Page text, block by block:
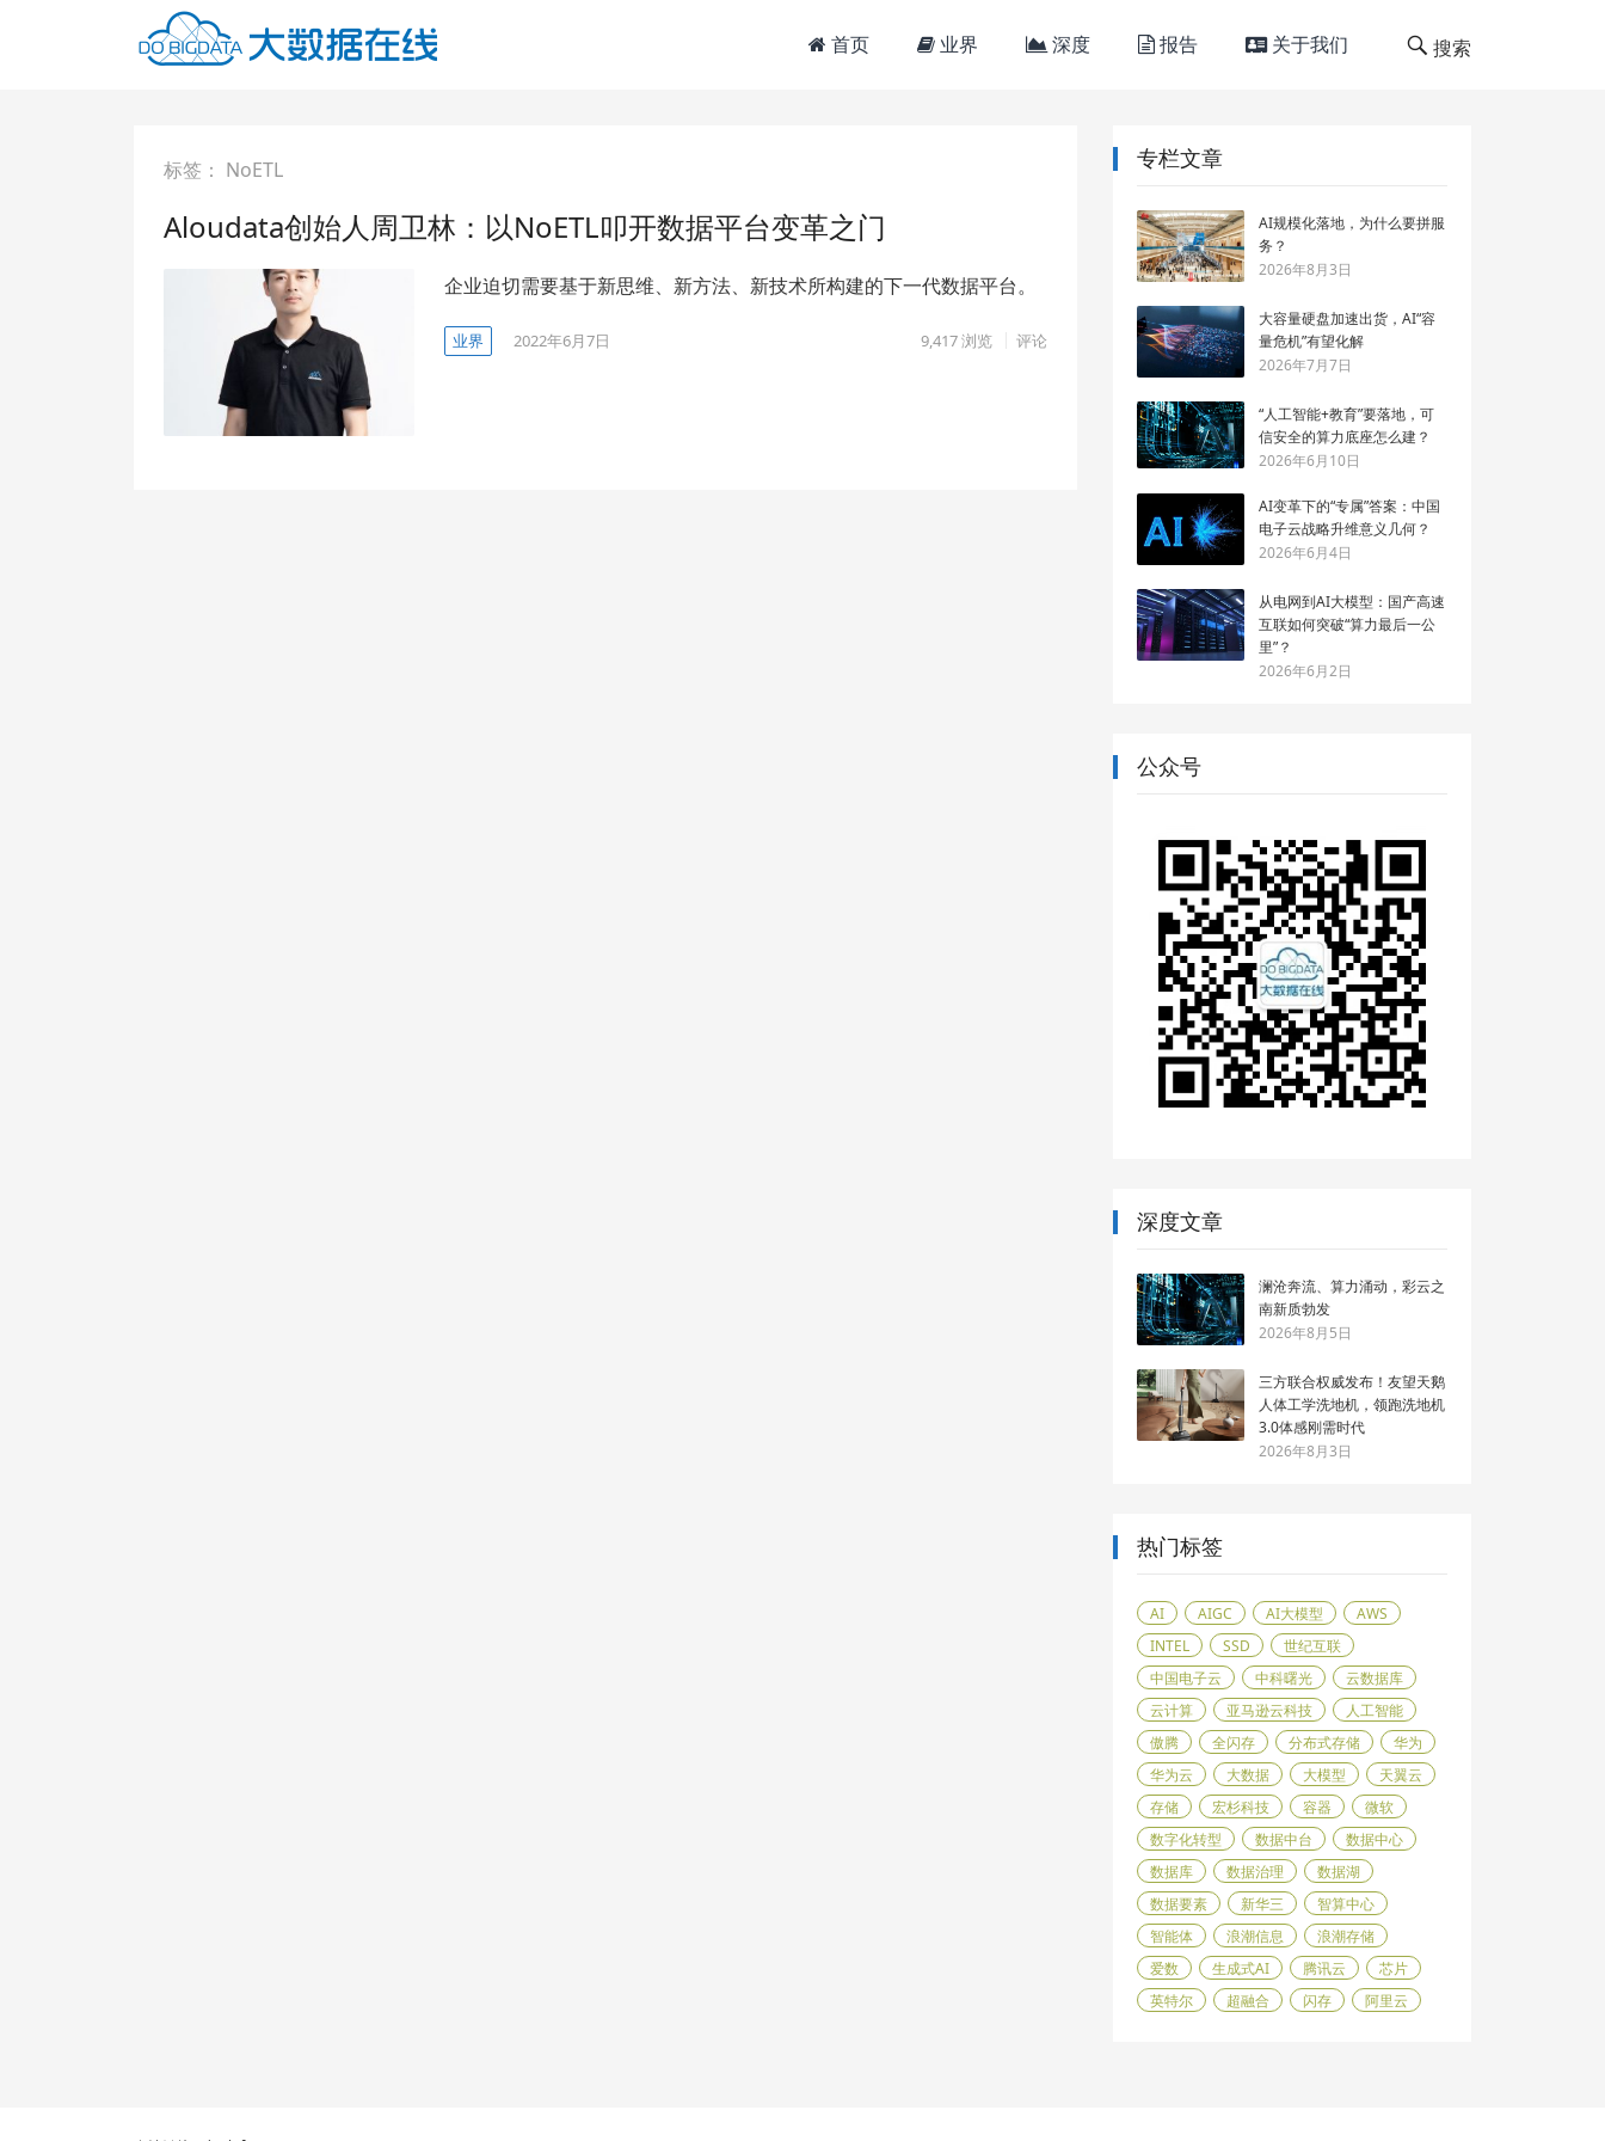
首页 业界 深度 报告 关于我们 搜索
标签： NoETL
Aloudata创始人周卫林：以NoETL叩开数据平台变革之门
企业迫切需要基于新思维、新方法、新技术所构建的下一代数据平台。
业界 2022年6月7日 9,417浏览 评论
专栏文章
AI规模化落地，为什么要拼服
务？
2026年8月3日
大容量硬盘加速出货，AI“容
量危机”有望化解
2026年7月7日
“人工智能+教育”要落地，可
信安全的算力底座怎么建？
2026年6月10日
AI变革下的“专属”答案：中国
电子云战略升维意义几何？
2026年6月4日
从电网到AI大模型：国产高速
互联如何突破“算力最后一公
里”？
2026年6月2日
公众号
深度文章
澜沧奔流、算力涌动，彩云之
南新质勃发
2026年8月5日
三方联合权威发布！友望天鹅
人体工学洗地机，领跑洗地机
3.0体感刚需时代
2026年8月3日
热门标签
AI AIGC AI大模型
AWS
INTEL
SSD
世纪互联
中国电子云
中科曙光
云数据库
云计算
亚马逊云科技
人工智能
傲腾
全闪存 分布式存储
华为
华为云
大数据 大模型
天翼云
存储
宏杉科技 容器
微软
数字化转型
数据中台
数据中心
数据库
数据治理
数据湖
数据要素
新华三
智算中心
智能体
浪潮信息
浪潮存储
爱数
生成式AI 腾讯云
芯片
英特尔
超融合 闪存 阿里云